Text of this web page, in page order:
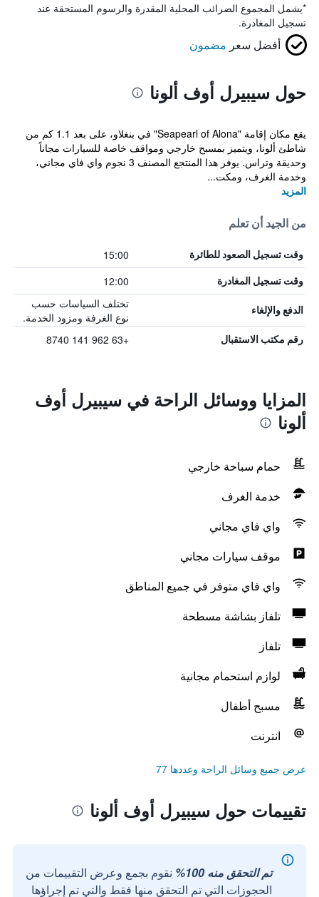
*يشمل المجموع الضرائب المحلية المقدرة والرسوم المستحقة عند
تسجيل المغادرة.
أفضل سعر مضمون
حول سيبيرل أوف ألونا
يقع مكان إقامة "Seapearl of Alona" في بنغلاو، على بعد 1.1 كم من
شاطئ ألونا، ويتميز بمسبح خارجي ومواقف خاصة للسيارات مجاناً
وحديقة وتراس. يوفر هذا المنتجع المصنف 3 نجوم واي فاي مجاني،
وخدمة الغرف، ومكت...
المزيد
من الجيد أن تعلم
وقت تسجيل الصعود للطائرة 15:00
وقت تسجيل المغادرة 12:00
الدفع والإلغاء
تختلف السياسات حسب
نوع الغرفة ومزود الخدمة.
رقم مكتب الاستقبال +63 962 141 8740
المزايا ووسائل الراحة في سيبيرل أوف
ألونا
حمام سباحة خارجي
خدمة الغرف
واي فاي مجاني
موقف سيارات مجاني
واي فاي متوفر في جميع المناطق
تلفاز بشاشة مسطحة
تلفاز
لوازم استحمام مجانية
مسبح أطفال
انترنت
عرض جميع وسائل الراحة وعددها 77
تقييمات حول سيبيرل أوف ألونا
تم التحقق منه 100%
نقوم بجمع وعرض التقييمات من
الحجوزات التي تم التحقق منها فقط والتي تم إجراؤها